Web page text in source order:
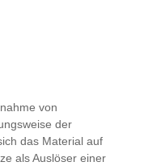
von
der
das Material auf
als Auslöser einer